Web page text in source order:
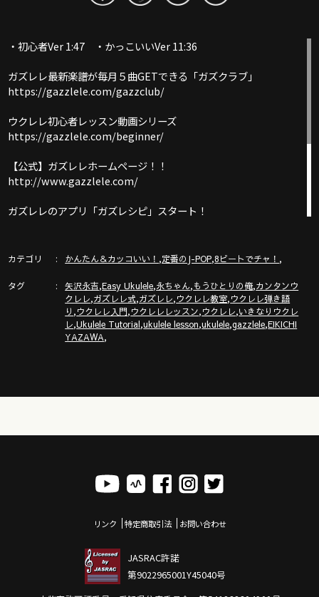
・初心者Ver 1:47 ・かっこいいVer 11:36
ガズレレ最新楽譜が毎月５曲GETできる「ガズクラブ」
https://gazzlele.com/gazzclub/
ウクレレ初心者レッスン動画シリーズ
https://gazzlele.com/beginner/
【公式】ガズレレホームページ！！
http://www.gazzlele.com/
ガズレレのアプリ「ガズレシピ」スタート！
ガズのわがままウクレレ
ガズのサブチャンネル「ガズトーク！」
https://www.youtube.com/channel/UC8YUGZF76p-
GD_HKq_ZQRHA
カテゴリ かんたん＆カッコいい！ ,定番のJ-POP,8ビートでチャ！ ,
タグ 矢沢永吉,Easy Ukulele,永ちゃん,もうひとりの俺,カンタンウ
クレレ,ガズレレ式,ガズレレ,ウクレレ教室,ウクレレ弾き語
り ,ウクレレ入門,ウクレレレッスン,ウクレレ,いきなりウクレ
レ,Ukulele Tutorial,ukulele lesson,ukulele,gazzlele,EIKICHI
YAZAWA,
リンク 特定商取引法 お問い合わせ
JASRAC許諾
第9022965001Y45040号